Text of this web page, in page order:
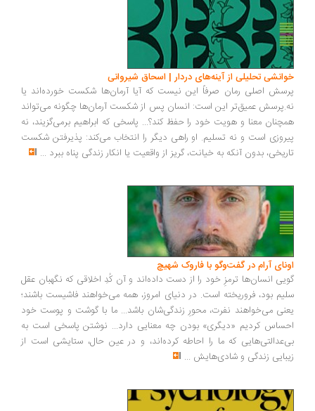
تحلیلی از آینه‌های دردار | اسحاق شیروانی
اصلی رمان صرفاً این نیست که آیا آرمان‌ها شکست خورده‌اند یا
عمیق‌تر این است: انسان پس از شکست آرمان‌ها چگونه می‌تواند
معنا و هویت خود را حفظ کند؟... پاسخی که ابراهیم برمی‌گزیند، نه
است و نه تسلیم. او راهی دیگر را انتخاب می‌کند: پذیرفتن شکست
بدون آنکه به خیانت، گریز از واقعیت یا انکار زندگی پناه ببرد...
آرام در گفت‌وگو با فاروک شهیچ‭
انسان‌ها ترمزِ خود را از دست داده‌اند و آن کُدِ اخلاقی که نگهبان عقل
بود، فروریخته است. در دنیای امروز، همه می‌خواهند فاشیست باشند؛
می‌خواهند نفرت، محورِ زندگی‌شان باشد... ما با گوشت و پوست خود
کردیم «دیگری» بودن چه معنایی دارد... نوشتن پاسخی است به
که ما را احاطه کرده‌اند، و در عین حال، ستایشی است از
زندگی و شادی‌هایش...